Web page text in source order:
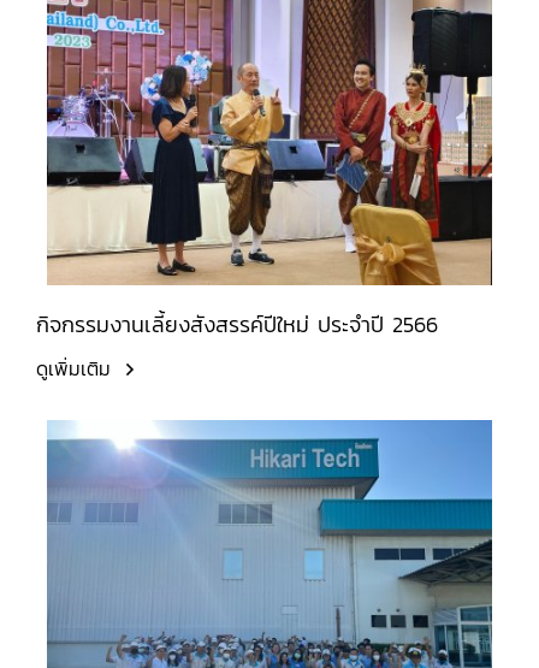
กิจกรรมงานเลี้ยงสังสรรค์ปีใหม่ ประจำปี 2566
ดูเพิ่มเติม